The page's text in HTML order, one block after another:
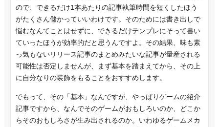
ので、できるだけ1本あたりの記事執筆時間を短くしたほう
がたくさん儲かっていいわけです。そのためには書き出しで
悩むなんてことはせずに、できるだけテンプレにそって書い
ていったほうが効率的だと思うんですよ。その結果、味も素
っ気もないリリース記事のまとめみたいな記事が量産される
可能性は否定しませんが、まず基本を踏まえてから、その上
に自分なりの装飾をもることをおすすめします。
でもって、その「基本」なんですが、やっぱりゲームの紹介
記事ですから、なんでそのゲームがおもしろいのか、どこか
らそのおもしろさが生み出されるのか。いわゆるゲームメカ